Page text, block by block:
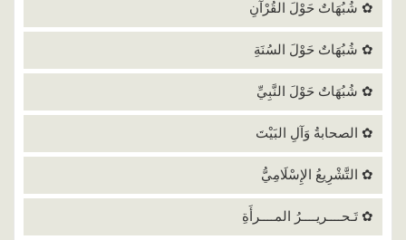
✿ شُبُهَاتٌ حَوْلَ القُرْآنِ
✿ شُبُهَاتٌ حَوْلَ السُنَةِ
✿ شُبُهَاتٌ حَوْلَ النَّبِيِّ
✿ الصحابةُ وَآلِ البَيْتَ
✿ التَّشْرِيعُ الإِسْلَامِيُّ
✿ تَـحــــريــــرُ المــــرأَةِ